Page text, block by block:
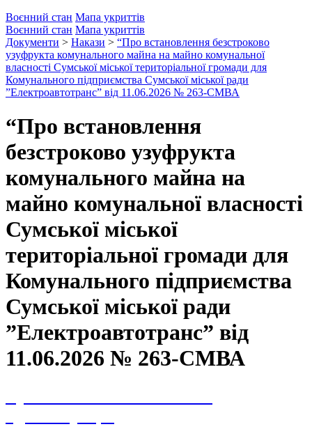
Воєнний стан Мапа укриттів
Воєнний стан Мапа укриттів
Документи > Накази > “Про встановлення безстроково
узуфрукта комунального майна на майно комунальної
власності Сумської міської територіальної громади для
Комунального підприємства Сумської міської ради
”Електроавтотранс” від 11.06.2026 № 263-СМВА
“Про встановлення
безстроково узуфрукта
комунального майна на
майно комунальної власності
Сумської міської
територіальної громади для
Комунального підприємства
Сумської міської ради
”Електроавтотранс” від
11.06.2026 № 263-СМВА